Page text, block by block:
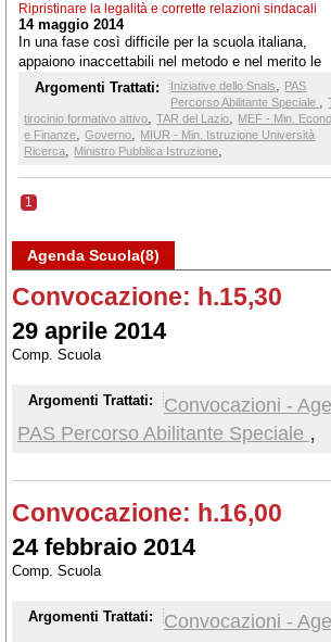
Ripristinare la legalità e corrette relazioni sindacali
14 maggio 2014
In una fase così difficile per la scuola italiana,
appaiono inaccettabili nel metodo e nel merito le
decisioni assunte dal ministro Giannini su due
particolare rilievo che interessano migliaia di
Argomenti Trattati: Iniziative dello Snals, PAS
Percorso Abilitante Speciale ,
tirocinio formativo attivo,TAR del Lazio, MEF - Min.
e Finanze,Governo, MIUR - Min. Istruzione Università
Ricerca, Ministro Pubblica Istruzione,
1
Agenda Scuola(8)
Convocazione: h.15,30
29 aprile 2014
Comp. Scuola
Argomenti Trattati: Convocazioni -
PAS Percorso Abilitante Speciale ,
Convocazione: h.16,00
24 febbraio 2014
Comp. Scuola
Argomenti Trattati: Convocazioni -